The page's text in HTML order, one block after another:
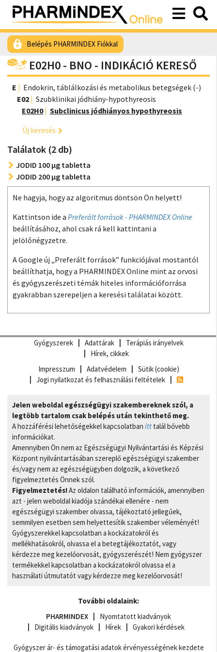
Belépés PHARMINDEX Fiókkal
E02H0 - BNO - INDIKÁCIÓ KERESŐ
E
Endokrin, táblálkozási és metabolikus betegségek (-)
E02
Szubklinikai jódhiány-hypothyreosis
E02H0
Subclinicus jódhiányos hypothyreosis
Új keresés
Találatok (2 db)
JODID 100 µg tabletta
JODID 200 µg tabletta
Ne hagyja, hogy az algoritmus döntsön Ön helyett!
Kattintson ide a Preferált források - PHARMINDEX Online
beállításához, ahol csak rá kell kattintani a
jelölőnégyzetre.
A Google új „Preferált források” funkciójával mostantól
beállíthatja, hogy a PHARMINDEX Online mint az orvosi
és gyógyszerészeti témák hiteles információforrása
gyakrabban szerepeljen a keresési találatai között.
Gyógyszerek Adattárak
Terápiás irányelvek
Hírek, cikkek
Impresszum
Adatvédelem
Sütik (cookie)
Jogi nyilatkozat és felhasználási feltételek
Jelen weboldal egészségügyi szakembereknek szól, a
legtöbb tartalom csak belépés után tekinthető meg.
A hozzáférési lehetőségekkel kapcsolatban itt talál bővebb
információkat.
Amennyiben Ön nem az Egészségügyi Nyilvántartási és Képzési
Központ nyilvántartásában szereplő egészségügyi szakember
és/vagy nem az egészségügyben dolgozik, a következő
figyelmeztetés Önnek szól.
Figyelmeztetés!Az oldalon található információk, amennyiben
azt - jelen weboldal kiadója szándékai ellenére - nem
egészségügyi szakember olvassa, tájékoztató jellegűek,
semmilyen esetben sem helyettesítik szakember véleményét!
Gyógyszerekkel kapcsolatban a kockázatokról és
mellékhatásokról, olvassa el a betegtájékoztatót, vagy
kérdezze meg kezelőorvosát, gyógyszerészét! Nem gyógyszer
termékekkel kapcsolatban a kockázatokról olvassa el a
használati útmutatót vagy kérdezze meg kezelőorvosát!
További oldalaink:
PHARMINDEX
Nyomtatott kiadványok
Digitális kiadványok
Hírek Gyakori kérdések
Gyógyszer ár- és támogatási adatok érvényességének kezdete